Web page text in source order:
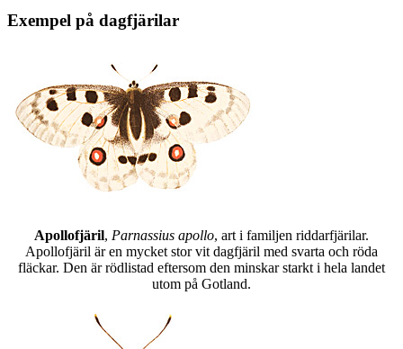
Exempel på dagfjärilar
Apollofjäril, Parnassius apollo, art i familjen riddarfjärilar.
Apollofjäril är en mycket stor vit dagfjäril med svarta och röda
fläckar. Den är rödlistad eftersom den minskar starkt i hela landet
utom på Gotland.